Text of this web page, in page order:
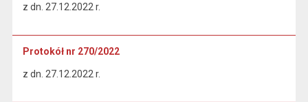
z dn. 27.12.2022 r.
Protokół nr 270/2022
z dn. 27.12.2022 r.